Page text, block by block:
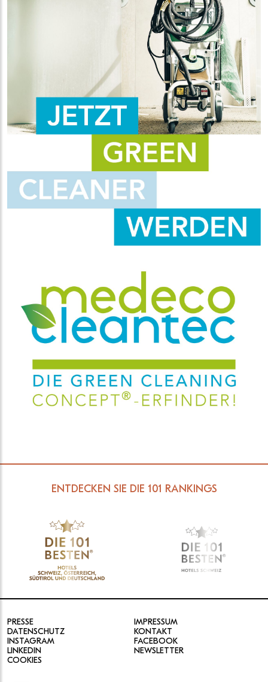
ENTDECKEN SIE DIE 101 RANKINGS
PRESSE
IMPRESSUM
DATENSCHUTZ
KONTAKT
INSTAGRAM
FACEBOOK
LINKEDIN
NEWSLETTER
COOKIES